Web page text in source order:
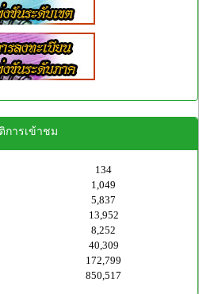
การเข้าชม
134
1,049
5,837
13,952
8,252
40,309
172,799
850,517